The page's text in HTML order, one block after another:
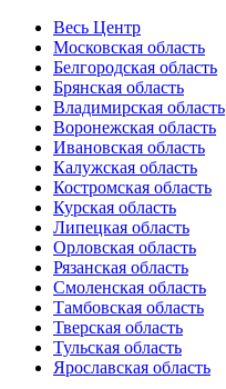
Весь Центр
Московская область
Белгородская область
Брянская область
Владимирская область
Воронежская область
Ивановская область
Калужская область
Костромская область
Курская область
Липецкая область
Орловская область
Рязанская область
Смоленская область
Тамбовская область
Тверская область
Тульская область
Ярославская область